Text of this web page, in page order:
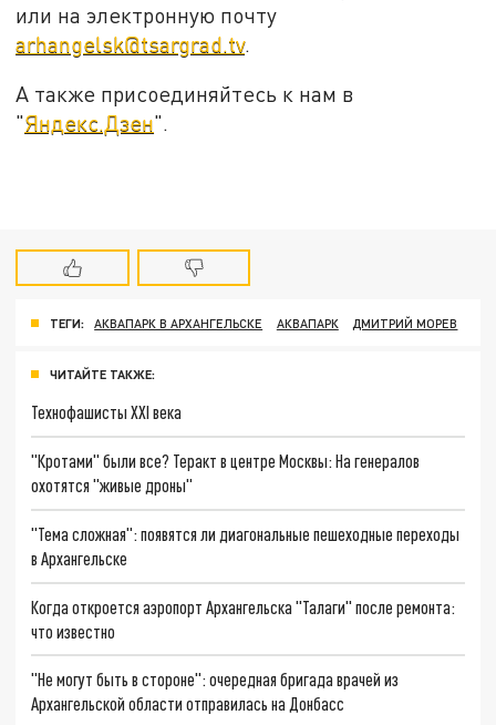
или на электронную почту
arhangelsk@tsargrad.tv.
А также присоединяйтесь к нам в
"Яндекс.Дзен".
ТЕГИ: АКВАПАРК В АРХАНГЕЛЬСКЕ АКВАПАРК ДМИТРИЙ МОРЕВ
ЧИТАЙТЕ ТАКЖЕ:
Технофашисты XXI века
"Кротами" были все? Теракт в центре Москвы: На генералов
охотятся "живые дроны"
"Тема сложная": появятся ли диагональные пешеходные переходы
в Архангельске
Когда откроется аэропорт Архангельска "Талаги" после ремонта:
что известно
"Не могут быть в стороне": очередная бригада врачей из
Архангельской области отправилась на Донбасс